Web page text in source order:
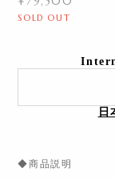
SOLD OUT
日
◆商品説明